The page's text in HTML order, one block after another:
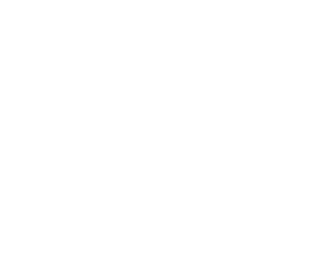
MPU-Beratung online: Seriös und
Mit Nord-Kurs können Sie den ersten Schritt zur MPU-
Bei unserer Dienstleistung MPU-Beratung online
weiteren erforderlichen Vorbereitungsmaßnahmen.